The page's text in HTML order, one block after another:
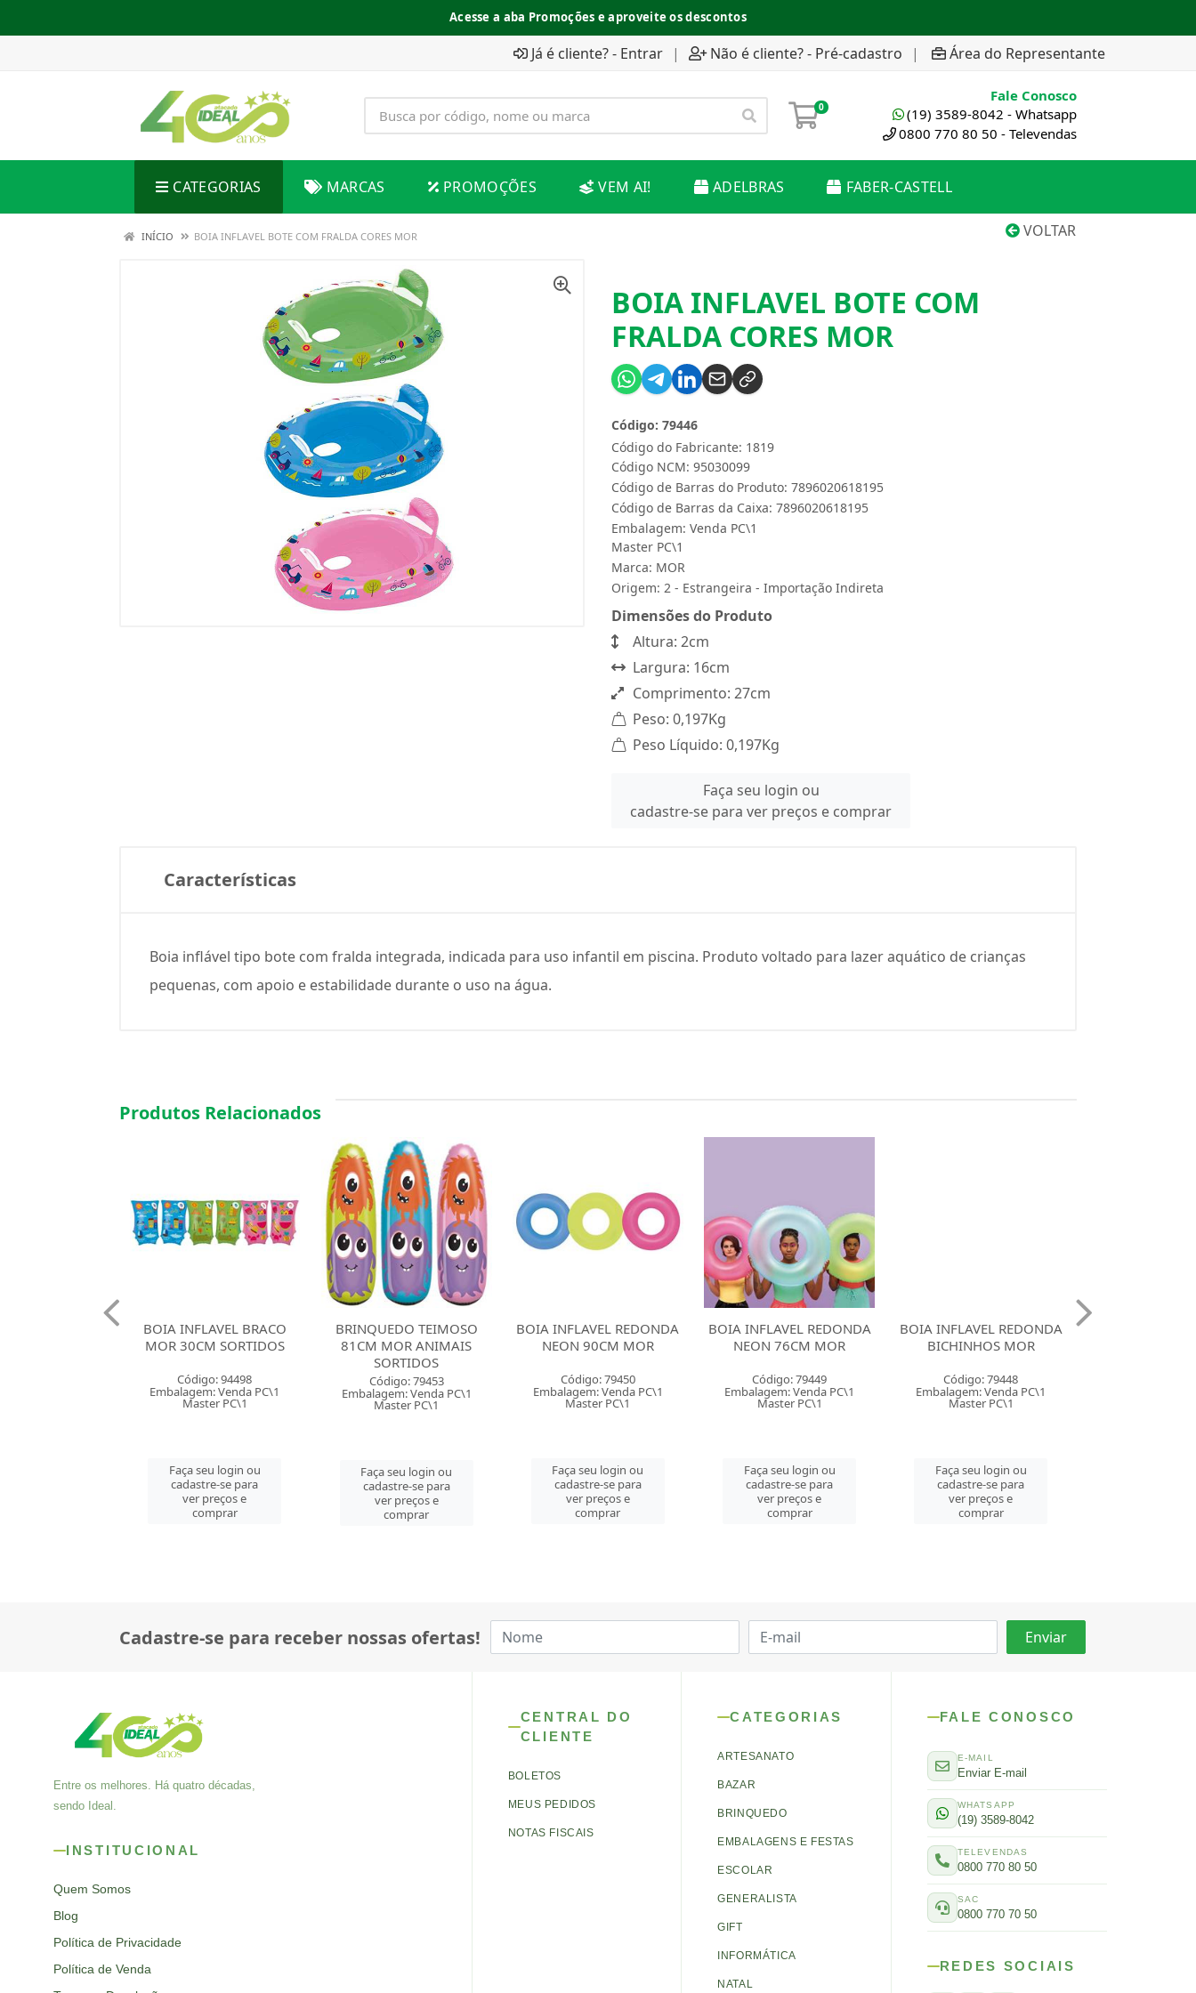
Acesse a aba Promoções e aproveite os descontos
Já é cliente? - Entrar | Não é cliente? - Pré-cadastro | Área do Representante
0
Fale Conosco
(19) 3589-8042 - Whatsapp
0800 770 80 50 - Televendas
CATEGORIAS MARCAS PROMOÇÕES VEM AI! ADELBRAS FABER-CASTELL
VOLTAR
INÍCIO BOIA INFLAVEL BOTE COM FRALDA CORES MOR
BOIA INFLAVEL BOTE COM
FRALDA CORES MOR
Código do Fabricante: 1819
Código: 79446
Código NCM: 95030099
Código de Barras do Produto: 7896020618195
Código de Barras da Caixa: 7896020618195
Embalagem: Venda PC\1
Master PC\1
Marca: MOR
Origem: 2 - Estrangeira - Importação Indireta
Dimensões do Produto
Altura: 2cm
Largura: 16cm
Comprimento: 27cm
Peso: 0,197Kg
Peso Líquido: 0,197Kg
Faça seu login ou
cadastre-se para ver preços e comprar
Características
Boia inflável tipo bote com fralda integrada, indicada para uso infantil em piscina. Produto voltado para lazer aquático de crianças
pequenas, com apoio e estabilidade durante o uso na água.
Produtos Relacionados
BOIA INFLAVEL BRACO
MOR 30CM SORTIDOS
Código: 94498
Embalagem: Venda PC\1
Master PC\1
Faça seu login ou
cadastre-se para
ver preços e
comprar
BRINQUEDO TEIMOSO
81CM MOR ANIMAIS
SORTIDOS
Código: 79453
Embalagem: Venda PC\1
Master PC\1
Faça seu login ou
cadastre-se para
ver preços e
comprar
BOIA INFLAVEL REDONDA
NEON 90CM MOR
Código: 79450
Embalagem: Venda PC\1
Master PC\1
Faça seu login ou
cadastre-se para
ver preços e
comprar
BOIA INFLAVEL REDONDA
NEON 76CM MOR
Código: 79449
Embalagem: Venda PC\1
Master PC\1
Faça seu login ou
cadastre-se para
ver preços e
comprar
BOIA INFLAVEL REDONDA
BICHINHOS MOR
Código: 79448
Embalagem: Venda PC\1
Master PC\1
Faça seu login ou
cadastre-se para
ver preços e
comprar
Cadastre-se para receber nossas ofertas!
Entre os melhores. Há quatro décadas,
sendo Ideal.
INSTITUCIONAL
Quem Somos
Blog
Política de Privacidade
Política de Venda
CENTRAL DO
CLIENTE
BOLETOS
MEUS PEDIDOS
NOTAS FISCAIS
CATEGORIAS
ARTESANATO
BAZAR
BRINQUEDO
EMBALAGENS E FESTAS
ESCOLAR
GENERALISTA
GIFT
INFORMÁTICA
NATAL
FALE CONOSCO
E-MAIL
Enviar E-mail
WHATSAPP
(19) 3589-8042
TELEVENDAS
0800 770 80 50
SAC
0800 770 70 50
REDES SOCIAIS